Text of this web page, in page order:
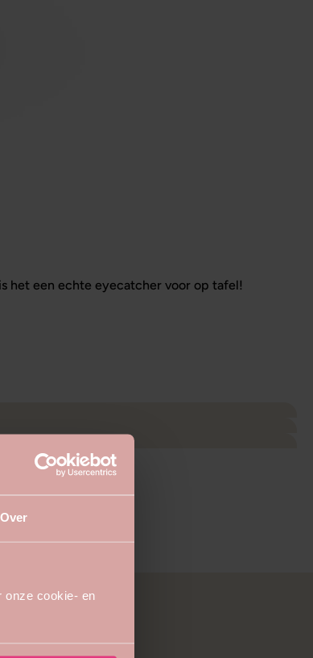
Over
onze cookie- en
het een echte eyecatcher voor op tafel!